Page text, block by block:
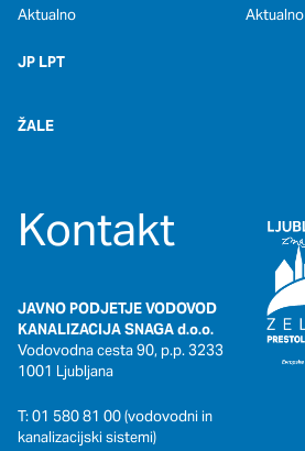
Aktualno
JP LPT
ŽALE
Aktualno
Kontakt
JAVNO PODJETJE VODOVOD
KANALIZACIJA SNAGA d.o.o.
Vodovodna cesta 90, p.p. 3233
1001 Ljubljana
T: 01 580 81 00 (vodovodni in
kanalizacijski sistemi)